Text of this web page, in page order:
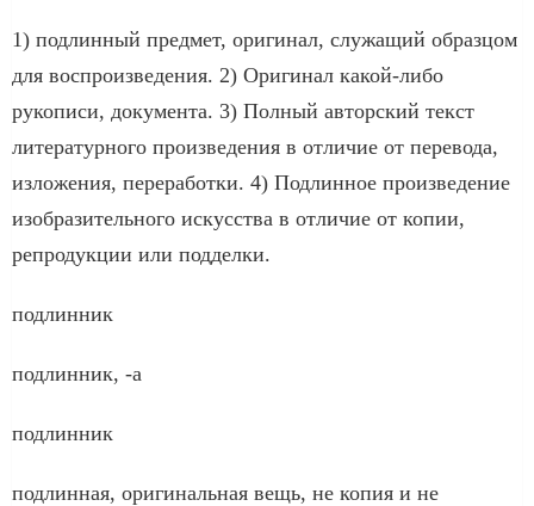
1) подлинный предмет, оригинал, служащий образцом
для воспроизведения. 2) Оригинал какой-либо
рукописи, документа. 3) Полный авторский текст
литературного произведения в отличие от перевода,
изложения, переработки. 4) Подлинное произведение
изобразительного искусства в отличие от копии,
репродукции или подделки.
подлинник
подлинник, -а
подлинник
подлинная, оригинальная вещь, не копия и не